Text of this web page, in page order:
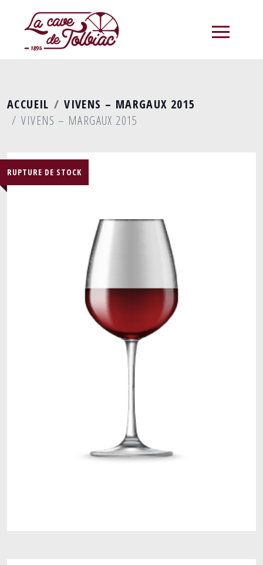
ACCUEIL
VIVENS – MARGAUX 2015
VIVENS – MARGAUX 2015
RUPTURE DE STOCK